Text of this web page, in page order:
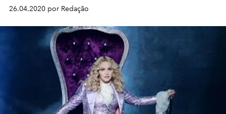
26.04.2020 por Redação